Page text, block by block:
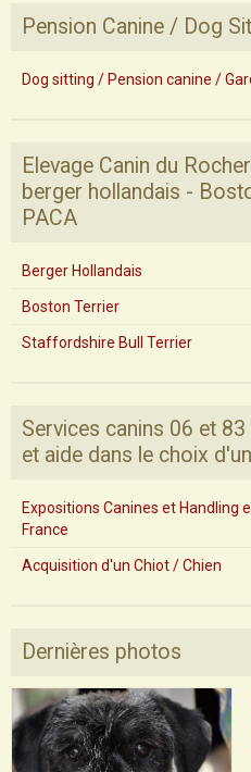
Pension Canine / Dog
Dog sitting / Pension canine /
Elevage Canin du
berger hollandais -
PACA
Berger Hollandais
Boston Terrier
Staffordshire Bull Terrier
Services canins 06 et
et aide dans le choix
Expositions Canines et Handling
France
Acquisition d'un Chiot / Chien
Dernières photos